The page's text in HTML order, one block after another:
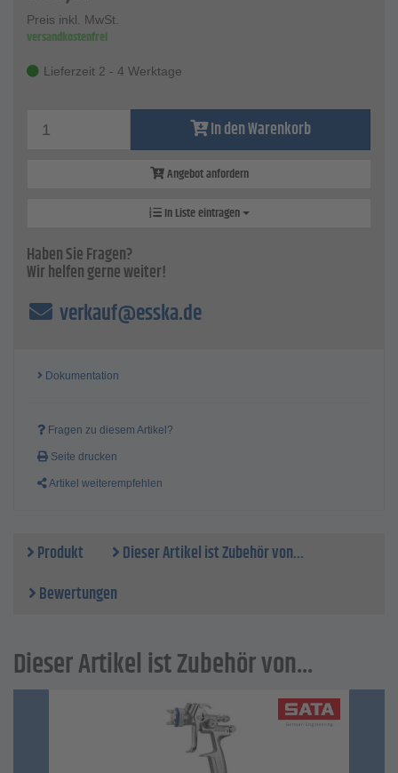
Preis inkl. MwSt.
versandkostenfrei
Lieferzeit 2 - 4 Werktage
In den Warenkorb
Angebot anfordern
In Liste eintragen
Haben Sie Fragen?
Wir helfen gerne weiter!
verkauf@esska.de
Dokumentation
Fragen zu diesem Artikel?
Seite drucken
Artikel weiterempfehlen
Produkt
Dieser Artikel ist Zubehör von...
Bewertungen
Dieser Artikel ist Zubehör von...